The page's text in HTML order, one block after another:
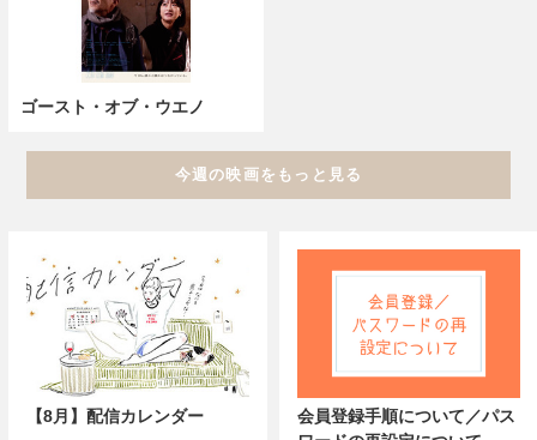
ゴースト・オブ・ウエノ
今週の映画をもっと見る
【8月】配信カレンダー
会員登録手順について／パス